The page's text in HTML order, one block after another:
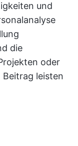
und
die
oder
Beitrag leisten